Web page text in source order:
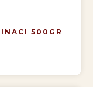
500GR